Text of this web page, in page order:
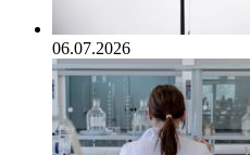
06.07.2026